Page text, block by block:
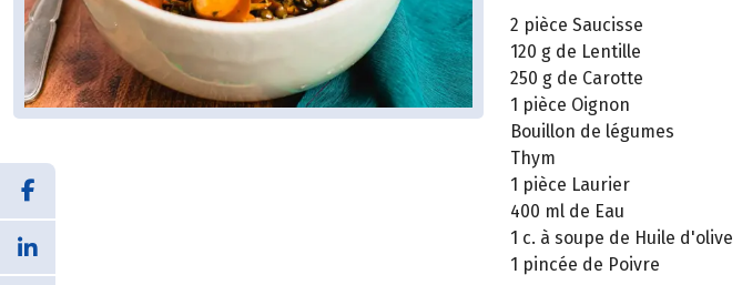
2 pièce Saucisse
120 g de Lentille
250 g de Carotte
1 pièce Oignon
Bouillon de légumes
Thym
1 pièce Laurier
400 ml de Eau
1 c. à soupe de Huile d'olive
1 pincée de Poivre